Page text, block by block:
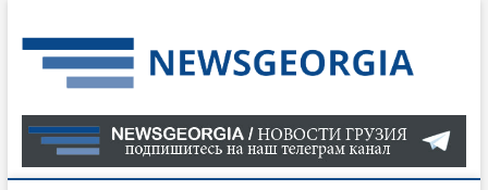
to
content
О
В